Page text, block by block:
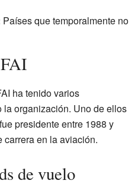
Países que temporalmente no
ha tenido varios
organización. Uno de ellos
presidente entre 1988 y
carrera en la aviación.
de vuelo